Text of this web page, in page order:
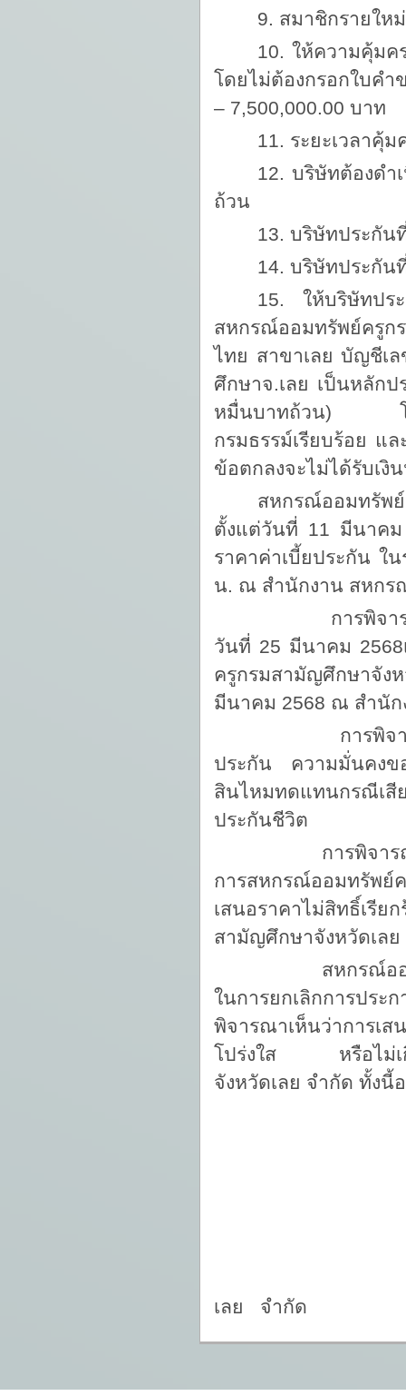
9. สมาชิกรายให
10. ให้ความคุ้มค
โดยไม่ต้องกรอกใบค
– 7,500,000.00 บาท
11. ระยะเวลาคุ้
12. บริษัทต้องดำ
ถ้วน
13. บริษัทประกัน
14. บริษัทประกัน
15. ให้บริษัทปร
สหกรณ์ออมทรัพย์ครูก
ไทย สาขาเลย บัญชีเ
ศึกษาจ.เลย เป็นหลัก
หมื่นบาทถ้วน) โดยบ
กรมธรรม์เรียบร้อย แ
ข้อตกลงจะไม่ได้รับ
สหกรณ์ออมทรัพ
ตั้งแต่วันที่ 11 มีนาคม
ราคาค่าเบี้ยประกัน ใ
น. ณ สำนักงาน สหกร
การพิจารณาคั
วันที่ 25 มีนาคม
ครูกรมสามัญศึกษาจัง
มีนาคม 2568 ณ สำนั
การพิจารณา
ประกัน ความมั่นคงข
สินไหมทดแทนกรณีเ
ประกันชีวิต
การพิจารณาคัดเ
การสหกรณ์ออมทรัพย์
เสนอราคาไม่สิทธิ์เรี
สามัญศึกษาจังหวัดเล
สหกรณ์ออมทรั
ในการยกเลิกการปร
พิจารณาเห็นว่าการเ
โปร่งใส หรือไม่เกิ
จังหวัดเลย จํากัด ทั้ง
เลย จำกัด